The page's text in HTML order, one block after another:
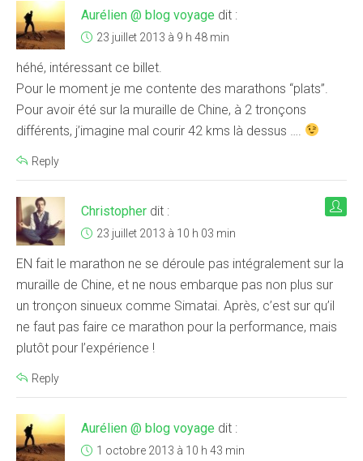
Aurélien @ blog voyage dit :
23 juillet 2013 à 9 h 48 min
héhé, intéressant ce billet.
Pour le moment je me contente des marathons “plats”.
Pour avoir été sur la muraille de Chine, à 2 tronçons
différents, j’imagine mal courir 42 kms là dessus ….
Reply
Christopher dit :
23 juillet 2013 à 10 h 03 min
EN fait le marathon ne se déroule pas intégralement sur la
muraille de Chine, et ne nous embarque pas non plus sur
un tronçon sinueux comme Simatai. Après, c’est sur qu’il
ne faut pas faire ce marathon pour la performance, mais
plutôt pour l’expérience !
Reply
Aurélien @ blog voyage dit :
1 octobre 2013 à 10 h 43 min